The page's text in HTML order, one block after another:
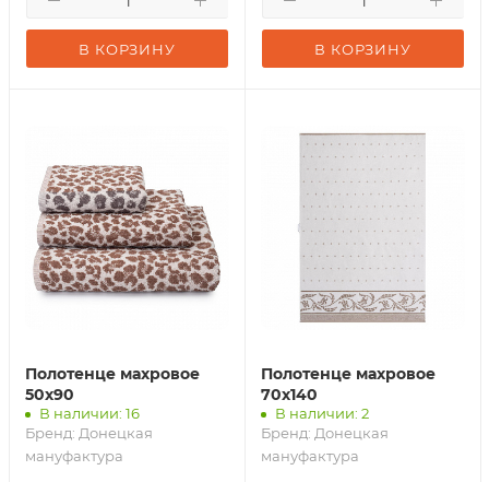
В КОРЗИНУ В КОРЗИНУ
Полотенце махровое
50х90
В наличии: 16
Бренд: Донецкая
мануфактура
Полотенце махровое
70х140
В наличии: 2
Бренд: Донецкая
мануфактура